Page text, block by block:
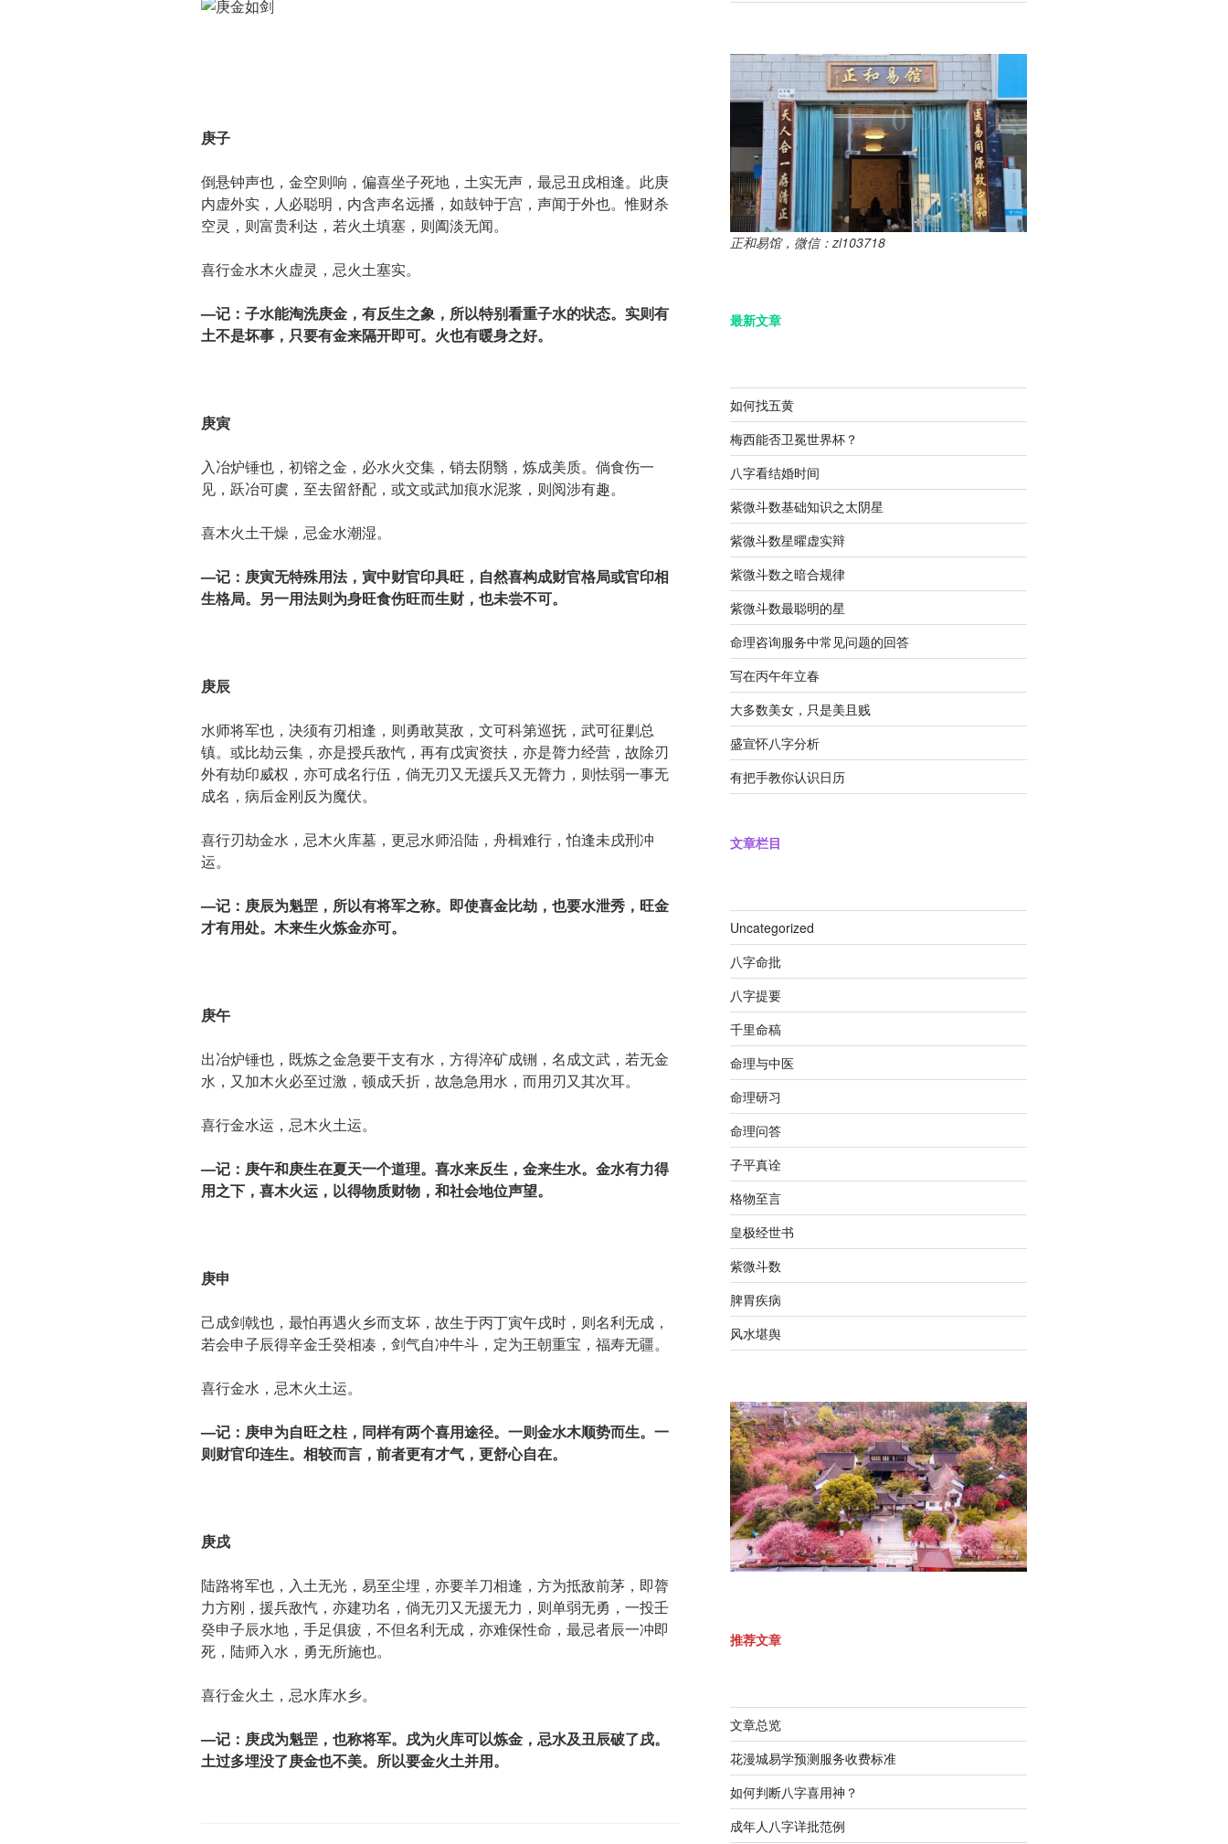
庚子
倒悬钟声也，金空则响，偏喜坐子死地，土实无声，最忌丑戌相逢。此庚
内虚外实，人必聪明，内含声名远播，如鼓钟于宫，声闻于外也。惟财杀
空灵，则富贵利达，若火土填塞，则阖淡无闻。
喜行金水木火虚灵，忌火土塞实。
—记：子水能淘洗庚金，有反生之象，所以特别看重子水的状态。实则有
土不是坏事，只要有金来隔开即可。火也有暖身之好。
庚寅
入冶炉锤也，初镕之金，必水火交集，销去阴翳，炼成美质。倘食伤一
见，跃冶可虞，至去留舒配，或文或武加痕水泥浆，则阅涉有趣。
喜木火土干燥，忌金水潮湿。
—记：庚寅无特殊用法，寅中财官印具旺，自然喜构成财官格局或官印相
生格局。另一用法则为身旺食伤旺而生财，也未尝不可。
庚辰
水师将军也，决须有刃相逢，则勇敢莫敌，文可科第巡抚，武可征剿总
镇。或比劫云集，亦是授兵敌忾，再有戊寅资扶，亦是膂力经营，故除刃
外有劫印威权，亦可成名行伍，倘无刃又无援兵又无膂力，则怯弱一事无
成名，病后金刚反为魔伏。
喜行刃劫金水，忌木火库墓，更忌水师沿陆，舟楫难行，怕逢未戌刑冲
运。
—记：庚辰为魁罡，所以有将军之称。即使喜金比劫，也要水泄秀，旺金
才有用处。木来生火炼金亦可。
庚午
出冶炉锤也，既炼之金急要干支有水，方得淬矿成铏，名成文武，若无金
水，又加木火必至过激，顿成夭折，故急急用水，而用刃又其次耳。
喜行金水运，忌木火土运。
—记：庚午和庚生在夏天一个道理。喜水来反生，金来生水。金水有力得
用之下，喜木火运，以得物质财物，和社会地位声望。
庚申
己成剑戟也，最怕再遇火乡而支坏，故生于丙丁寅午戌时，则名利无成，
若会申子辰得辛金壬癸相凑，剑气自冲牛斗，定为王朝重宝，福寿无疆。
喜行金水，忌木火土运。
—记：庚申为自旺之柱，同样有两个喜用途径。一则金水木顺势而生。一
则财官印连生。相较而言，前者更有才气，更舒心自在。
庚戌
陆路将军也，入土无光，易至尘埋，亦要羊刀相逢，方为抵敌前茅，即膂
力方刚，援兵敌忾，亦建功名，倘无刃又无援无力，则单弱无勇，一投壬
癸申子辰水地，手足俱疲，不但名利无成，亦难保性命，最忌者辰一冲即
死，陆师入水，勇无所施也。
喜行金火土，忌水库水乡。
—记：庚戌为魁罡，也称将军。戌为火库可以炼金，忌水及丑辰破了戌。
土过多埋没了庚金也不美。所以要金火土并用。
正和易馆，微信：zi103718
最新文章
如何找五黄
梅西能否卫冕世界杯？
八字看结婚时间
紫微斗数基础知识之太阴星
紫微斗数星曜虚实辩
紫微斗数之暗合规律
紫微斗数最聪明的星
命理咨询服务中常见问题的回答
写在丙午年立春
大多数美女，只是美且贱
盛宣怀八字分析
有把手教你认识日历
文章栏目
Uncategorized
八字命批
八字提要
千里命稿
命理与中医
命理研习
命理问答
子平真诠
格物至言
皇极经世书
紫微斗数
脾胃疾病
风水堪舆
推荐文章
文章总览
花漫城易学预测服务收费标准
如何判断八字喜用神？
成年人八字详批范例